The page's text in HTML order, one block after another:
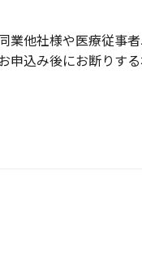
業他社様や医療従事
申込み後にお断りす